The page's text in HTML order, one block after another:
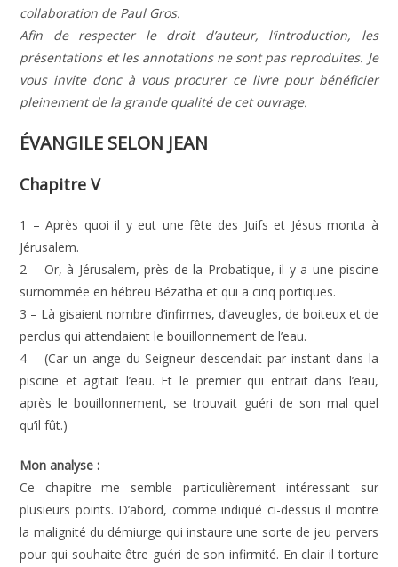
collaboration de Paul Gros.
Afin de respecter le droit d’auteur, l’introduction, les
présentations et les annotations ne sont pas reproduites. Je
vous invite donc à vous procurer ce livre pour bénéficier
pleinement de la grande qualité de cet ouvrage.
ÉVANGILE SELON JEAN
Chapitre V
1 – Après quoi il y eut une fête des Juifs et Jésus monta à
Jérusalem.
2 – Or, à Jérusalem, près de la Probatique, il y a une piscine
surnommée en hébreu Bézatha et qui a cinq portiques.
3 – Là gisaient nombre d’infirmes, d’aveugles, de boiteux et de
perclus qui attendaient le bouillonnement de l’eau.
4 – (Car un ange du Seigneur descendait par instant dans la
piscine et agitait l’eau. Et le premier qui entrait dans l’eau,
après le bouillonnement, se trouvait guéri de son mal quel
qu’il fût.)
Mon analyse :
Ce chapitre me semble particulièrement intéressant sur
plusieurs points. D’abord, comme indiqué ci-dessus il montre
la malignité du démiurge qui instaure une sorte de jeu pervers
pour qui souhaite être guéri de son infirmité. En clair il torture